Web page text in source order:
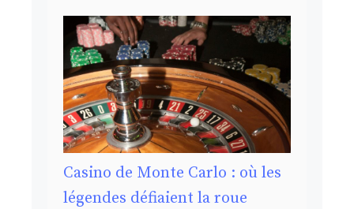
Casino de Monte Carlo : où les
légendes défiaient la roue